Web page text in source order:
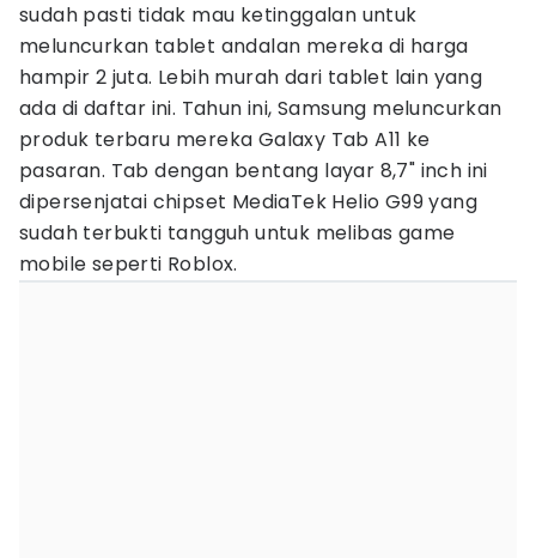
sudah pasti tidak mau ketinggalan untuk
meluncurkan tablet andalan mereka di harga
hampir 2 juta. Lebih murah dari tablet lain yang
ada di daftar ini. Tahun ini, Samsung meluncurkan
produk terbaru mereka Galaxy Tab A11 ke
pasaran. Tab dengan bentang layar 8,7" inch ini
dipersenjatai chipset MediaTek Helio G99 yang
sudah terbukti tangguh untuk melibas game
mobile seperti Roblox.